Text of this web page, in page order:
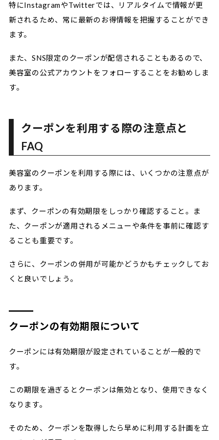
特にInstagramやTwitterでは、リアルタイムで情報が更
新されるため、常に最新のお得情報を把握することができ
ます。
また、SNS限定のクーポンが配信されることもあるので、
美容室の公式アカウントをフォローすることをお勧めしま
す。
クーポンを利用する際の注意点と
FAQ
美容室のクーポンを利用する際には、いくつかの注意点が
あります。
まず、クーポンの有効期限をしっかり確認すること。ま
た、クーポンが適用されるメニューや条件を事前に確認す
ることも重要です。
さらに、クーポンの併用が可能かどうかもチェックしてお
くと良いでしょう。
クーポンの有効期限について
クーポンには有効期限が設定されていることが一般的で
す。
この期限を過ぎるとクーポンは無効となり、使用できなく
なります。
そのため、クーポンを取得したら早めに利用する計画を立